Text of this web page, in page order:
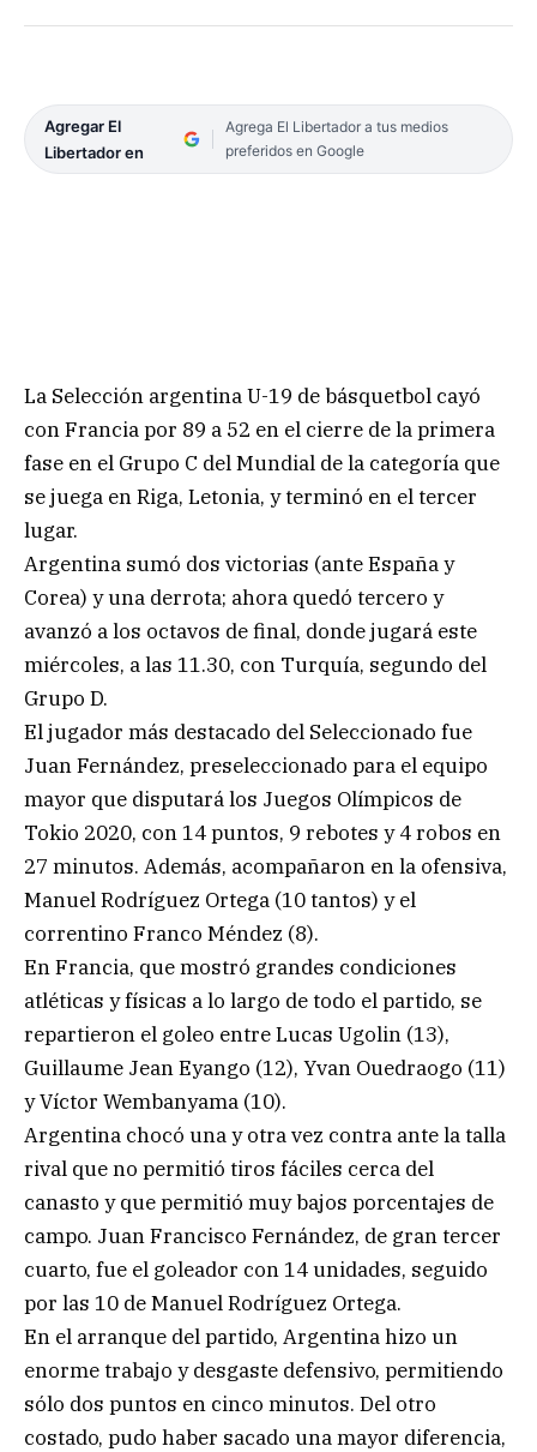
Agregar El
Libertador en
Agrega El Libertador a tus medios
preferidos en Google
La Selección argentina U-19 de básquetbol cayó
con Francia por 89 a 52 en el cierre de la primera
fase en el Grupo C del Mundial de la categoría que
se juega en Riga, Letonia, y terminó en el tercer
lugar.
Argentina sumó dos victorias (ante España y
Corea) y una derrota; ahora quedó tercero y
avanzó a los octavos de final, donde jugará este
miércoles, a las 11.30, con Turquía, segundo del
Grupo D.
El jugador más destacado del Seleccionado fue
Juan Fernández, preseleccionado para el equipo
mayor que disputará los Juegos Olímpicos de
Tokio 2020, con 14 puntos, 9 rebotes y 4 robos en
27 minutos. Además, acompañaron en la ofensiva,
Manuel Rodríguez Ortega (10 tantos) y el
correntino Franco Méndez (8).
En Francia, que mostró grandes condiciones
atléticas y físicas a lo largo de todo el partido, se
repartieron el goleo entre Lucas Ugolin (13),
Guillaume Jean Eyango (12), Yvan Ouedraogo (11)
y Víctor Wembanyama (10).
Argentina chocó una y otra vez contra ante la talla
rival que no permitió tiros fáciles cerca del
canasto y que permitió muy bajos porcentajes de
campo. Juan Francisco Fernández, de gran tercer
cuarto, fue el goleador con 14 unidades, seguido
por las 10 de Manuel Rodríguez Ortega.
En el arranque del partido, Argentina hizo un
enorme trabajo y desgaste defensivo, permitiendo
sólo dos puntos en cinco minutos. Del otro
costado, pudo haber sacado una mayor diferencia,